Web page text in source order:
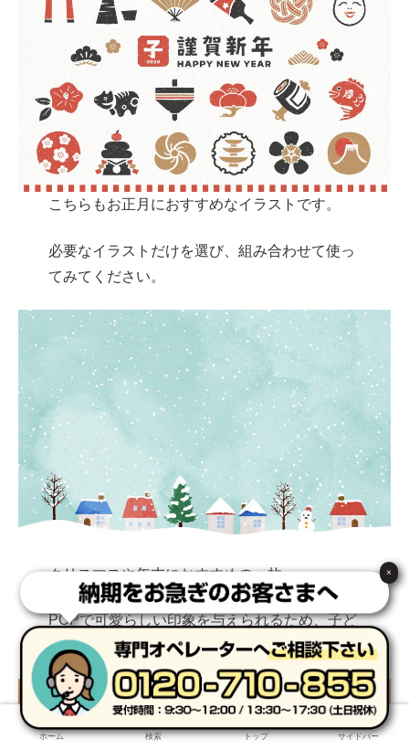
こちらもお正月におすすめなイラストです。
必要なイラストだけを選び、組み合わせて使っ
てみてください。
クリスマスや年末におすすめの一枚。
POPで可愛らしい印象を与えられるため、子ど
も向けノベルティに適しています。
ホーム 検索 トップ サイドバー
×